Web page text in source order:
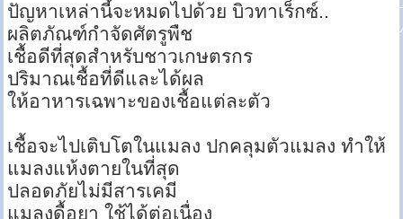
ปัญหาเหล่านี้จะหมดไปด้วย บิวทาเร็กซ์..
ผลิตภัณฑ์กำจัดศัตรูพืช
เชื้อดีที่สุดสำหรับชาวเกษตรกร
ปริมาณเชื้อที่ดีและได้ผล
ให้อาหารเฉพาะของเชื้อแต่ละตัว
เชื้อจะไปเติบโตในแมลง ปกคลุมตัวแมลง ทำให้
แมลงแห้งตายในที่สุด
ปลอดภัยไม่มีสารเคมี
แมลงดื้อยา ใช้ได้ต่อเนื่อง